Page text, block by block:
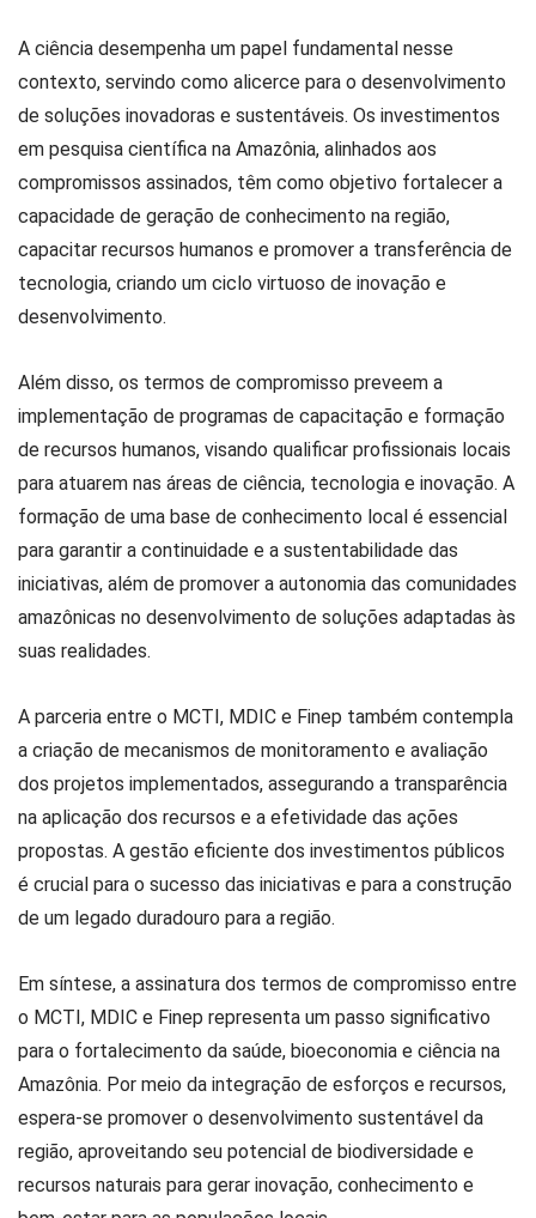
A ciência desempenha um papel fundamental nesse
contexto, servindo como alicerce para o desenvolvimento
de soluções inovadoras e sustentáveis. Os investimentos
em pesquisa científica na Amazônia, alinhados aos
compromissos assinados, têm como objetivo fortalecer a
capacidade de geração de conhecimento na região,
capacitar recursos humanos e promover a transferência de
tecnologia, criando um ciclo virtuoso de inovação e
desenvolvimento.
Além disso, os termos de compromisso preveem a
implementação de programas de capacitação e formação
de recursos humanos, visando qualificar profissionais locais
para atuarem nas áreas de ciência, tecnologia e inovação. A
formação de uma base de conhecimento local é essencial
para garantir a continuidade e a sustentabilidade das
iniciativas, além de promover a autonomia das comunidades
amazônicas no desenvolvimento de soluções adaptadas às
suas realidades.
A parceria entre o MCTI, MDIC e Finep também contempla
a criação de mecanismos de monitoramento e avaliação
dos projetos implementados, assegurando a transparência
na aplicação dos recursos e a efetividade das ações
propostas. A gestão eficiente dos investimentos públicos
é crucial para o sucesso das iniciativas e para a construção
de um legado duradouro para a região.
Em síntese, a assinatura dos termos de compromisso entre
o MCTI, MDIC e Finep representa um passo significativo
para o fortalecimento da saúde, bioeconomia e ciência na
Amazônia. Por meio da integração de esforços e recursos,
espera-se promover o desenvolvimento sustentável da
região, aproveitando seu potencial de biodiversidade e
recursos naturais para gerar inovação, conhecimento e